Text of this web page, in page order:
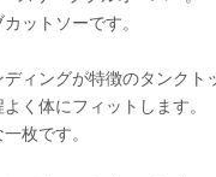
ットソーです。
ィングが特徴のタンクト
く体にフィットします。
枚です。